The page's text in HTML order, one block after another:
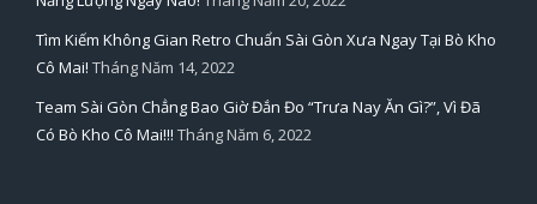
Tìm Kiếm Không Gian Retro Chuẩn Sài Gòn Xưa Ngay Tại Bò Kho
Cô Mai! Tháng Năm 14, 2022
Team Sài Gòn Chẳng Bao Giờ Đắn Đo “Trưa Nay Ăn Gì?”, Vì Đã
Có Bò Kho Cô Mai!!! Tháng Năm 6, 2022